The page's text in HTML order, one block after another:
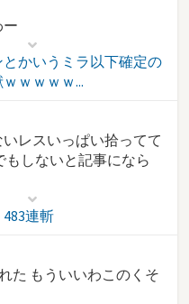
ー
かいうミラ以下確定の
ｗｗｗｗ...
レスいっぱい拾ってて
もしないと記事になら
連斬
た もういいわこのくそ